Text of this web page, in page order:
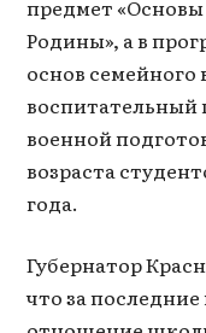
предмет
Родины», а в
основ семейного
воспитательный
военной
возраста
года.
Губернатор
что за